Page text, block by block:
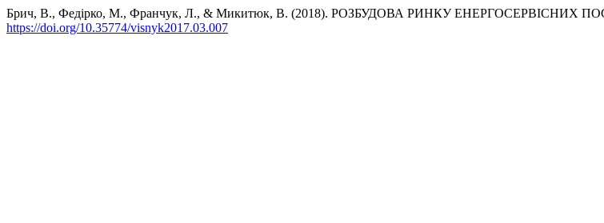
Брич, В., Федірко, М., Франчук, Л., & Микитюк, В. (2018). РОЗБУДОВА РИНКУ ЕНЕРГОСЕРВІСНИХ
https://doi.org/10.35774/visnyk2017.03.007